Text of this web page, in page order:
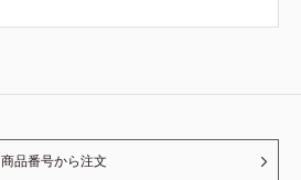
商品番号から注文